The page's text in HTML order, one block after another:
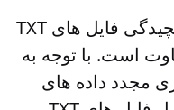
زمان ادغام بسته به اندازه و پیچیدگی فایل های TXT
است. با توجه به
مجدد داده های